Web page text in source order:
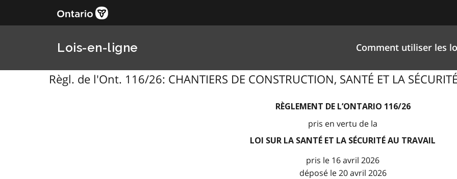
Lois-en-ligne Comment utiliser les
Règl. de l'Ont. 116/26: CHANTIERS DE CONSTRUCTION, SANTÉ ET LA
RÈGLEMENT DE L’ONTARIO 116/26
pris en vertu de la
LOI SUR LA SANTÉ ET LA SÉCURITÉ AU TRAVAIL
pris le 16 avril 2026
déposé le 20 avril 2026